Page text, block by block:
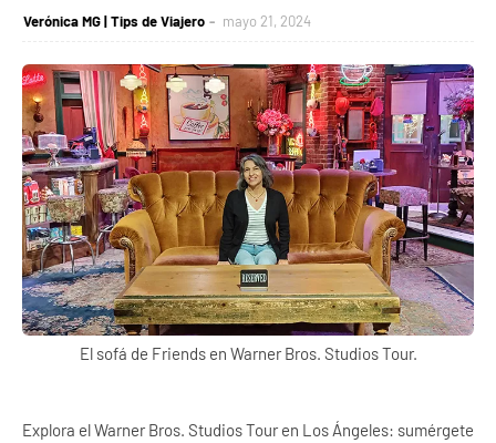
Verónica MG | Tips de Viajero mayo 21, 2024
El sofá de Friends en Warner Bros. Studios Tour.
Explora el Warner Bros. Studios Tour en Los Ángeles: sumérgete